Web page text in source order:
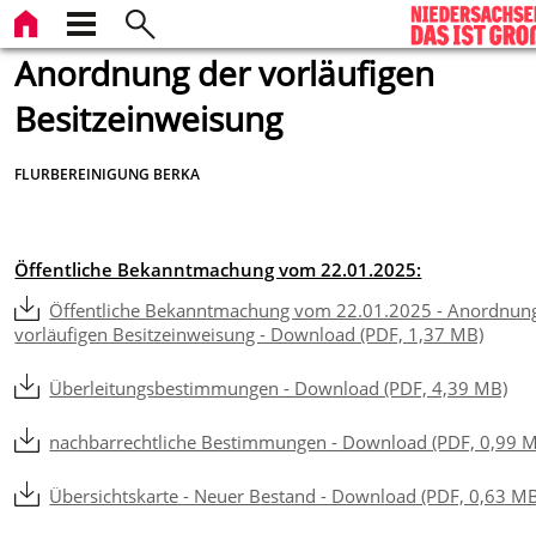
Anordnung der vorläufigen
Besitzeinweisung
FLURBEREINIGUNG BERKA
Öffentliche Bekanntmachung vom 22.01.2025:
Öffentliche Bekanntmachung vom 22.01.2025 -
vorläufigen Besitzeinweisung - Download (PDF, 1,37 MB)
Überleitungsbestimmungen - Download (PDF, 4,39 MB)
nachbarrechtliche Bestimmungen - Download (PDF, 0,99
Übersichtskarte - Neuer Bestand - Download (PDF, 0,63